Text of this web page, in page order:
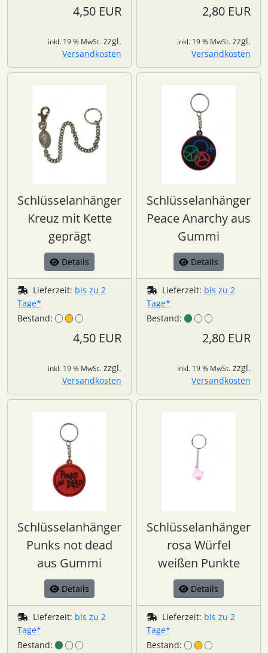
4,50 EUR
inkl. 19 % MwSt. zzgl.
Versandkosten
2,80 EUR
inkl. 19 % MwSt. zzgl.
Versandkosten
Schlüsselanhänger
Kreuz mit Kette
geprägt
Details
Lieferzeit: bis zu 2
Tage*
Bestand:
4,50 EUR
inkl. 19 % MwSt. zzgl.
Versandkosten
Schlüsselanhänger
Peace Anarchy aus
Gummi
Details
Lieferzeit: bis zu 2
Tage*
Bestand:
2,80 EUR
inkl. 19 % MwSt. zzgl.
Versandkosten
Schlüsselanhänger
Punks not dead
aus Gummi
Details
Lieferzeit: bis zu 2
Tage*
Bestand:
Schlüsselanhänger
rosa Würfel
weißen Punkte
Details
Lieferzeit: bis zu 2
Tage*
Bestand: